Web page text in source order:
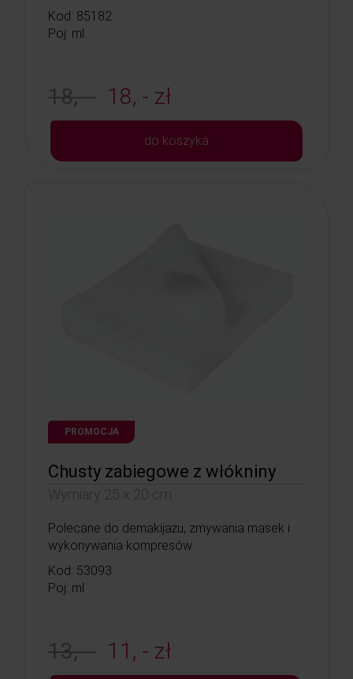
Kod: 85182
Poj: ml
18, - 18, - zł
do koszyka
PROMOCJA
Chusty zabiegowe z włókniny
Wymiary 25 x 20 cm
Polecane do demakijażu, zmywania masek i
wykonywania kompresów.
Kod: 53093
Poj: ml
13, - 11, - zł